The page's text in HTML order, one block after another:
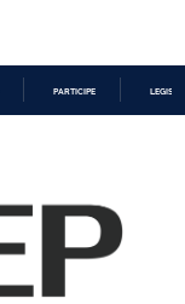
PARTICIPE